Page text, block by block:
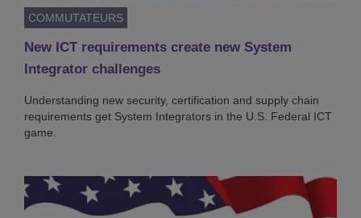
COMMUTATEURS
New ICT requirements create new System
Integrator challenges
Understanding new security, certification and supply chain
requirements get System Integrators in the U.S. Federal ICT
game.